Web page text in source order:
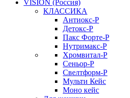
VISION (Россия)
КЛАССИКА
Антиокс-Р
Детокс-Р
Пакс Форте-Р
Нутримакс-Р
Хромвитал-Р
Сеньор-Р
Свелтформ-Р
Мульти Кейс
Моно кейс